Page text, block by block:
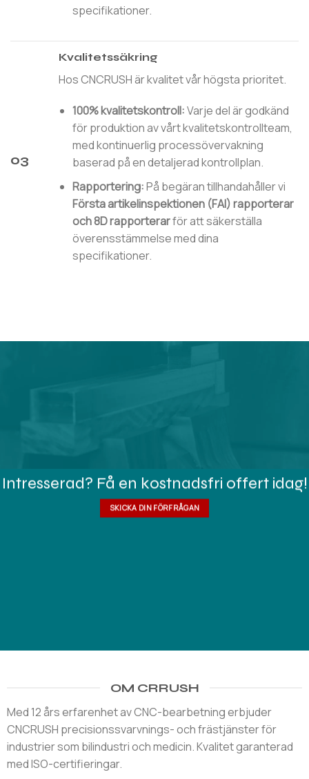
specifikationer.
03
Kvalitetssäkring
Hos CNCRUSH är kvalitet vår högsta prioritet.
100% kvalitetskontroll:Varje del är godkänd
för produktion av vårt kvalitetskontrollteam,
med kontinuerlig processövervakning
baserad på en detaljerad kontrollplan.
Rapportering:På begäran tillhandahåller vi
Första artikelinspektionen (FAI) rapporterar
och8D rapporterarför att säkerställa
överensstämmelse med dina
specifikationer.
Intresserad? Få en kostnadsfri offert idag!
SKICKA DIN FÖRFRÅGAN
OM CRRUSH
Med 12 års erfarenhet av CNC-bearbetning erbjuder
CNCRUSH precisionssvarvnings- och frästjänster för
industrier som bilindustri och medicin. Kvalitet garanterad
med ISO-certifieringar.